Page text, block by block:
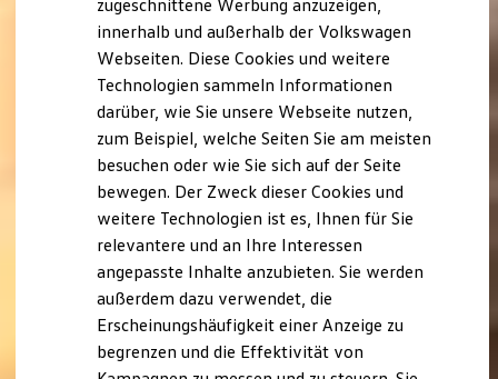
Reichweite der ID. Modelle
Reichweite im Winter
Rekuperation
Laden
Laden unterwegs
Laden Zuhause
Ladestationen finden
Ladezeitensimulator
Sicherheit
Garantie und Lebensdauer
Nachhaltigkeit
Kosten und Kauf
Verbrauchskosten
Kaufoptionen
E-Auto-Förderung
Software und Konnektivität
zugeschnittene Werbung anzuzeigen,
innerhalb und außerhalb der Volkswagen
Webseiten. Diese Cookies und weitere
Technologien sammeln Informationen
darüber, wie Sie unsere Webseite nutzen,
zum Beispiel, welche Seiten Sie am meisten
besuchen oder wie Sie sich auf der Seite
bewegen. Der Zweck dieser Cookies und
weitere Technologien ist es, Ihnen für Sie
relevantere und an Ihre Interessen
angepasste Inhalte anzubieten. Sie werden
außerdem dazu verwendet, die
Erscheinungshäufigkeit einer Anzeige zu
begrenzen und die Effektivität von